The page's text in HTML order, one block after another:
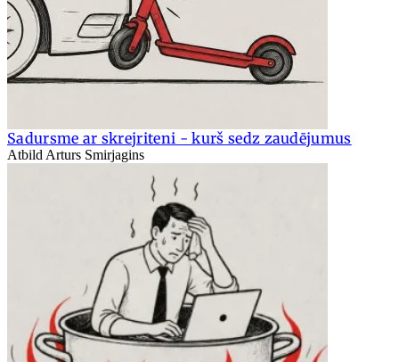
Sadursme ar skrejriteni - kurš sedz zaudējumus
Atbild Arturs Smirjagins